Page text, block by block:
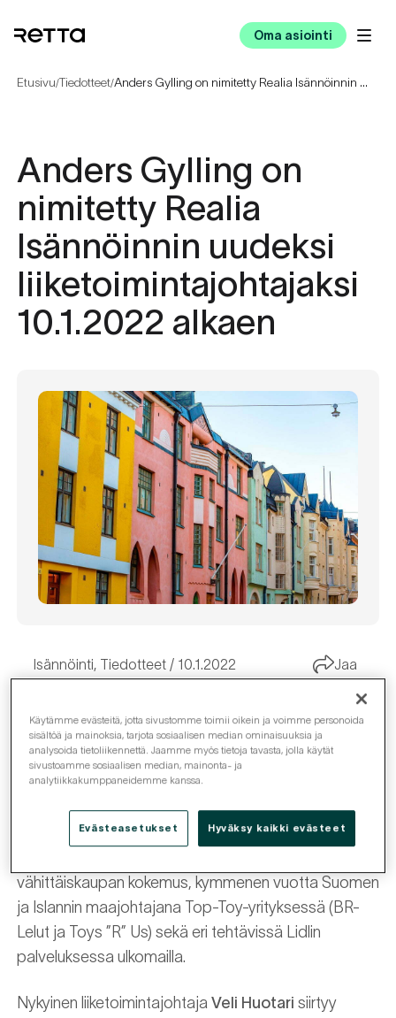
Oma asiointi
Etusivu/Tiedotteet/ Anders Gylling on nimitetty Realia Isännöinnin uudeksi liiketoimintajohtajaksi 10.1.2022 alkaen
Anders Gylling on
nimitetty Realia
Isännöinnin uudeksi
liiketoimintajohtajaksi
10.1.2022 alkaen
Isännöinti Tiedotteet 10.1.2022 Jaa
KTMAnders Gyllingon nimitetty Realia Isännöinnin
uudeksi liiketoimintajohtajaksi. Gylling on viimeksi
toiminut rakennusalalla Fixcel Oy:n toimitusjohtajana,
ja sitä ennen vastannut mm. Med Groupin
vähittäiskaupan kokemus, kymmenen vuotta Suomen
ja Islannin maajohtajana Top-Toy-yrityksessä (BR-
Lelut ja Toys ”R” Us) sekä eri tehtävissä Lidlin
palveluksessa ulkomailla.
Nykyinen liiketoimintajohtaja Veli Huotari siirtyy
Käytämme evästeitä, jotta sivustomme toimii oikein ja voimme personoida
sisältöä ja mainoksia, tarjota sosiaalisen median ominaisuuksia ja
analysoida tietoliikennettä. Jaamme myös tietoja tavasta, jolla käytät
sivustoamme sosiaalisen median, mainonta- ja
analytiikkakumppaneidemme kanssa.
Evästeasetukset Hyväksy kaikki evästeet